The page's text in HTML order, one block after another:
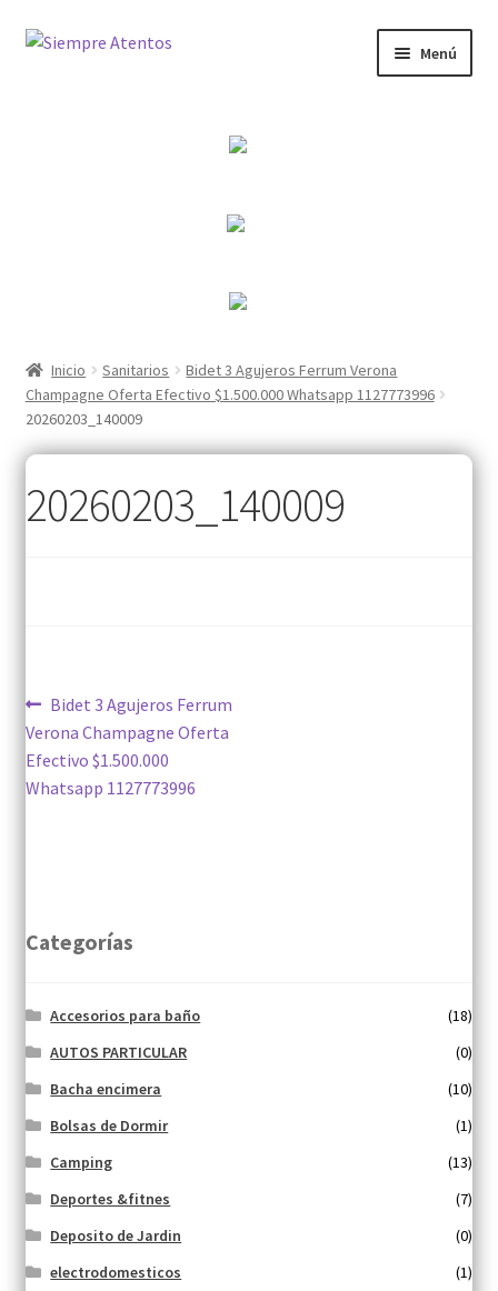
Ir
Ir
Menú
Inicio Sanitarios
Bidet 3 Agujeros Ferrum Verona
Champagne Oferta Efectivo $1.500.000 Whatsapp 1127773996
20260203_140009
20260203_140009
Navegación
de
entradas
Anterior:
Bidet 3 Agujeros Ferrum
Verona Champagne Oferta
Efectivo $1.500.000
Whatsapp 1127773996
Categorías
Accesorios para baño
(18)
AUTOS PARTICULAR
(0)
Bacha encimera
(10)
Bolsas de Dormir
(1)
Camping
(13)
Deportes &fitnes
(7)
Deposito de Jardin
(0)
electrodomesticos
(1)